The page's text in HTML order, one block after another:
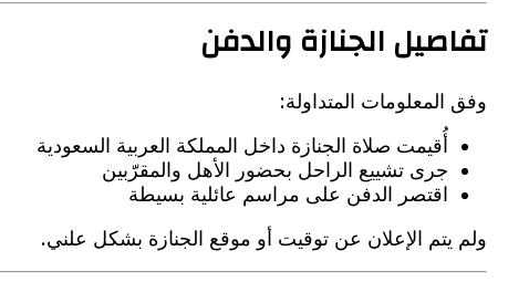
تفاصيل الجنازة والدفن
وفق المعلومات المتداولة:
أُقيمت صلاة الجنازة داخل المملكة العربية السعودية
جرى تشييع الراحل بحضور الأهل والمقرّبين
اقتصر الدفن على مراسم عائلية بسيطة
ولم يتم الإعلان عن توقيت أو موقع الجنازة بشكل علني.